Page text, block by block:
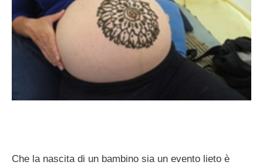
Che la nascita di un bambino sia un evento lieto è